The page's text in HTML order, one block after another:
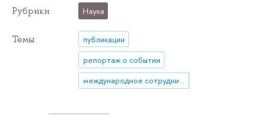
Рубрики Наука
Темы
публикации
репортаж о событии
международное сотрудничество